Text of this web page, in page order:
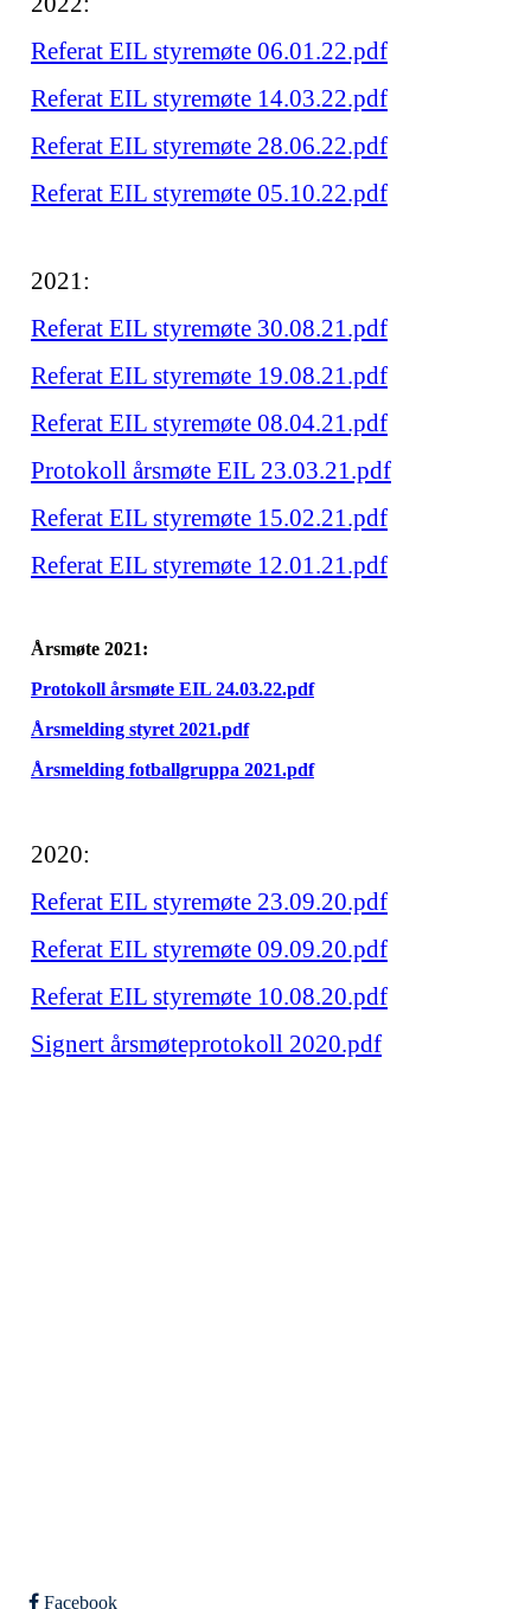
Referat EIL styremøte 06.01.22.pdf
Referat EIL styremøte 14.03.22.pdf
Referat EIL styremøte 28.06.22.pdf
Referat EIL styremøte 05.10.22.pdf
2021:
Referat EIL styremøte 30.08.21.pdf
Referat EIL styremøte 19.08.21.pdf
Referat EIL styremøte 08.04.21.pdf
Protokoll årsmøte EIL 23.03.21.pdf
Referat EIL styremøte 15.02.21.pdf
Referat EIL styremøte 12.01.21.pdf
Årsmøte 2021:
Protokoll årsmøte EIL 24.03.22.pdf
Årsmelding styret 2021.pdf
Årsmelding fotballgruppa 2021.pdf
2020:
Referat EIL styremøte 23.09.20.pdf
Referat EIL styremøte 09.09.20.pdf
Referat EIL styremøte 10.08.20.pdf
Signert årsmøteprotokoll 2020.pdf
Facebook